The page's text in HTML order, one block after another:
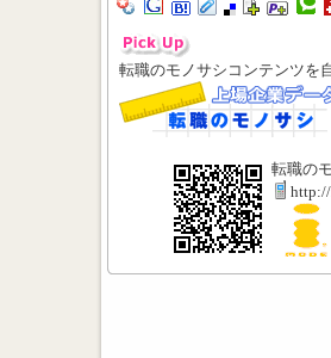
転職のモノサシコンテンツを
転職の